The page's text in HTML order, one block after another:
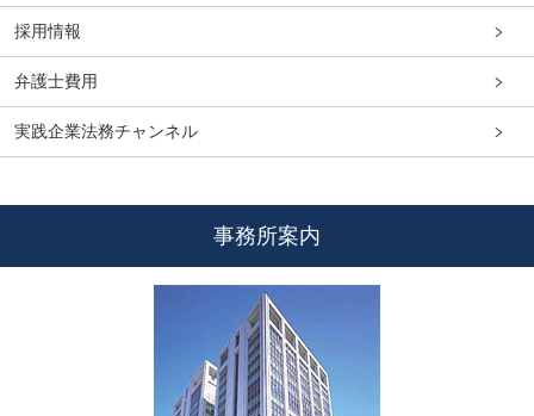
採用情報
弁護士費用
実践企業法務チャンネル
事務所案内